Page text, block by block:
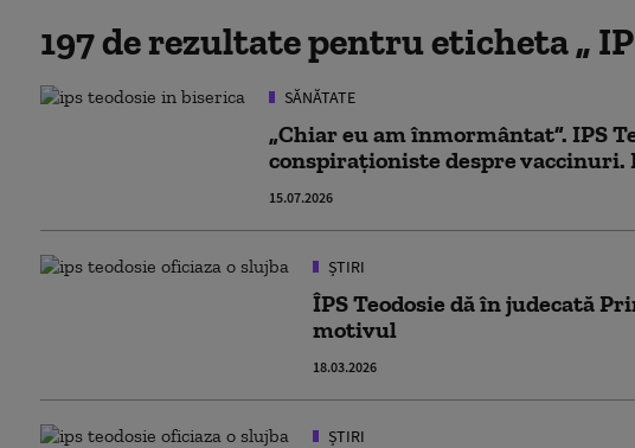
197 de rezultate pentru eticheta
SĂNĂTATE
„Chiar eu am înmormântat”. IPS
conspiraționiste despre
15.07.2026
ȘTIRI
ÎPS Teodosie dă în judecată
motivul
18.03.2026
ȘTIRI